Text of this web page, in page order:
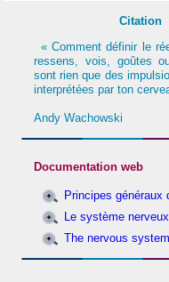
Citation
« Comment définir le
ressens, vois, goûtes
sont rien que des
interprétées par ton
Andy Wachowski
Documentation web
Principes généraux
Le système nerveux
The nervous system